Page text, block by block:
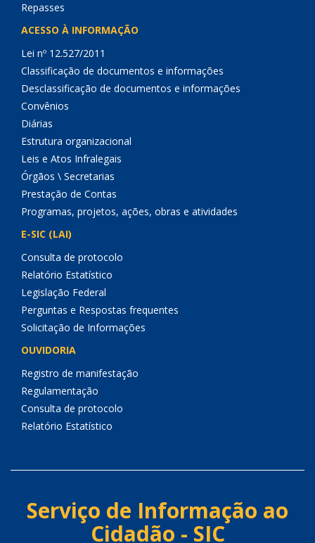
Repasses
ACESSO À INFORMAÇÃO
Lei nº 12.527/2011
Classificação de documentos e informações
Desclassificação de documentos e informações
Convênios
Diárias
Estrutura organizacional
Leis e Atos Infralegais
Órgãos \ Secretarias
Prestação de Contas
Programas, projetos, ações, obras e atividades
E-SIC (LAI)
Consulta de protocolo
Relatório Estatístico
Legislação Federal
Perguntas e Respostas frequentes
Solicitação de Informações
OUVIDORIA
Registro de manifestação
Regulamentação
Consulta de protocolo
Relatório Estatístico
Serviço de Informação ao
Cidadão - SIC